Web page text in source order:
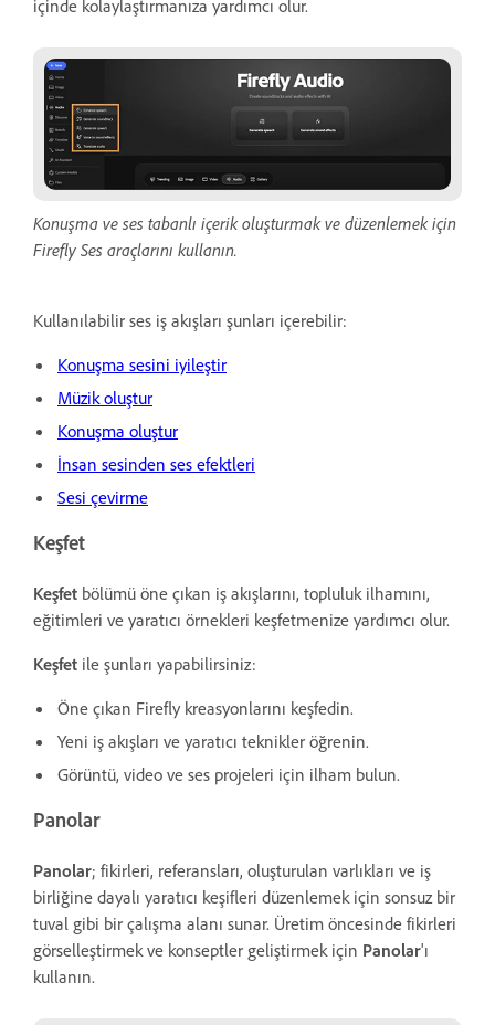
içinde kolaylaştırmanıza yardımcı olur.
Konuşma ve ses tabanlı içerik oluşturmak ve düzenlemek için
Firefly Ses araçlarını kullanın.
Kullanılabilir ses iş akışları şunları içerebilir:
Konuşma sesini iyileştir
Müzik oluştur
Konuşma oluştur
İnsan sesinden ses efektleri
Sesi çevirme
Keşfet
Keşfet bölümü öne çıkan iş akışlarını, topluluk ilhamını,
eğitimleri ve yaratıcı örnekleri keşfetmenize yardımcı olur.
Keşfet ile şunları yapabilirsiniz:
Öne çıkan Firefly kreasyonlarını keşfedin.
Yeni iş akışları ve yaratıcı teknikler öğrenin.
Görüntü, video ve ses projeleri için ilham bulun.
Panolar
Panolar; fikirleri, referansları, oluşturulan varlıkları ve iş
birliğine dayalı yaratıcı keşifleri düzenlemek için sonsuz bir
tuval gibi bir çalışma alanı sunar. Üretim öncesinde fikirleri
görselleştirmek ve konseptler geliştirmek için Panolar'ı
kullanın.